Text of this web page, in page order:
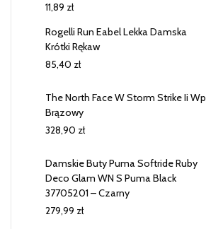
11,89 zł
Rogelli Run Eabel Lekka Damska
Krótki Rękaw
85,40 zł
The North Face W Storm Strike Ii Wp
Brązowy
328,90 zł
Damskie Buty Puma Softride Ruby
Deco Glam WN S Puma Black
37705201 – Czarny
279,99 zł